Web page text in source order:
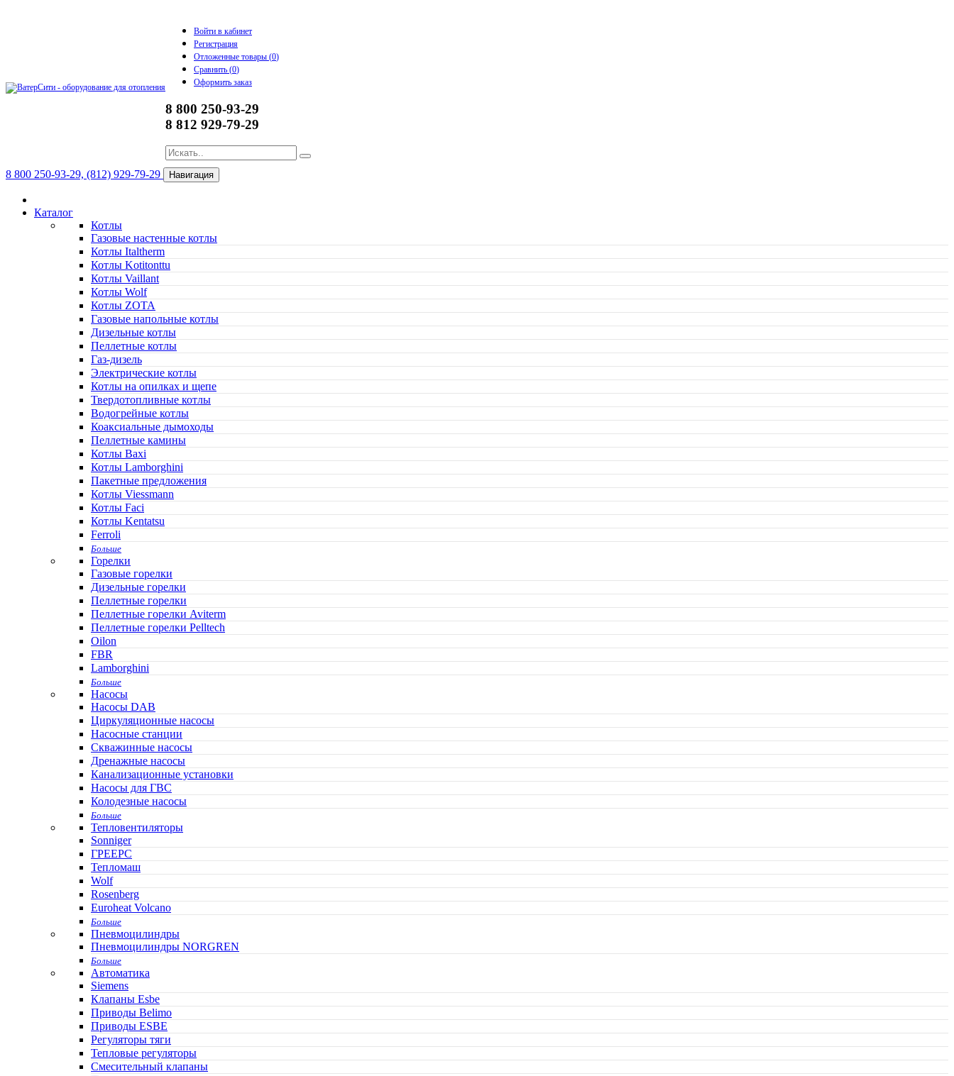
Войти в кабинет
Регистрация
Отложенные товары (0)
Сравнить (0)
Оформить заказ
8 800 250-93-29
8 812 929-79-29
8 800 250-93-29, (812) 929-79-29 Навигация
Каталог
Котлы
Газовые настенные котлы
Котлы Italtherm
Котлы Kotitonttu
Котлы Vaillant
Котлы Wolf
Котлы ZOTA
Газовые напольные котлы
Дизельные котлы
Пеллетные котлы
Газ-дизель
Электрические котлы
Котлы на опилках и щепе
Твердотопливные котлы
Водогрейные котлы
Коаксиальные дымоходы
Пеллетные камины
Котлы Baxi
Котлы Lamborghini
Пакетные предложения
Котлы Viessmann
Котлы Faci
Котлы Kentatsu
Ferroli
Больше
Горелки
Газовые горелки
Дизельные горелки
Пеллетные горелки
Пеллетные горелки Aviterm
Пеллетные горелки Pelltech
Oilon
FBR
Lamborghini
Больше
Насосы
Насосы DAB
Циркуляционные насосы
Насосные станции
Скважинные насосы
Дренажные насосы
Канализационные установки
Насосы для ГВС
Колодезные насосы
Больше
Тепловентиляторы
Sonniger
ГРЕЕРС
Тепломаш
Wolf
Rosenberg
Euroheat Volcano
Больше
Пневмоцилиндры
Пневмоцилиндры NORGREN
Больше
Автоматика
Siemens
Клапаны Esbe
Приводы Belimo
Приводы ESBE
Регуляторы тяги
Тепловые регуляторы
Cмесительный клапаны